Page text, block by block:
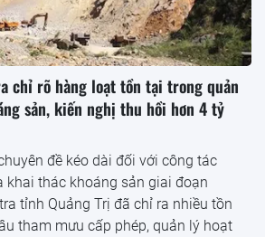
chỉ rõ hàng loạt tồn tại trong quản
sản, kiến nghị thu hồi hơn 4 tỷ
đề kéo dài đối với công tác
khai thác khoáng sản giai đoạn
tỉnh Quảng Trị đã chỉ ra nhiều tồn
tham mưu cấp phép, quản lý hoạt